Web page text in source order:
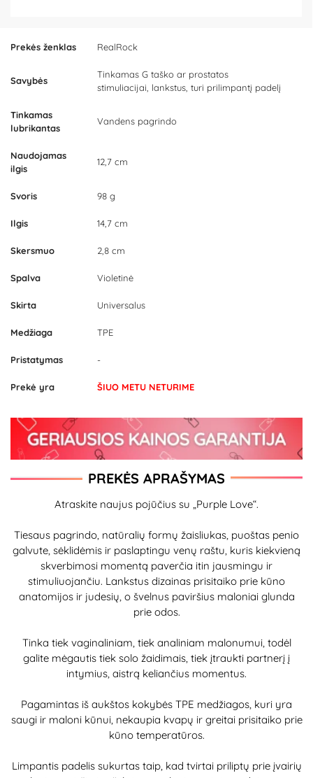
Prekės ženklas RealRock
Savybės
Tinkamas G taško ar prostatos
stimuliacijai, lankstus, turi prilimpantį padelį
Tinkamas
lubrikantas
Vandens pagrindo
Naudojamas
ilgis
12,7 cm
Svoris 98 g
Ilgis 14,7 cm
Skersmuo 2,8 cm
Spalva Violetinė
Skirta Universalus
Medžiaga TPE
Pristatymas -
Prekė yra ŠIUO METU NETURIME
PREKĖS APRAŠYMAS
Atraskite naujus pojūčius su „Purple Love“.
Tiesaus pagrindo, natūralių formų žaisliukas, puoštas penio
galvute, sėklidėmis ir paslaptingu venų raštu, kuris kiekvieną
skverbimosi momentą paverčia itin jausmingu ir
stimuliuojančiu. Lankstus dizainas prisitaiko prie kūno
anatomijos ir judesių, o švelnus paviršius maloniai glunda
prie odos.
Tinka tiek vaginaliniam, tiek analiniam malonumui, todėl
galite mėgautis tiek solo žaidimais, tiek įtraukti partnerį į
intymius, aistrą keliančius momentus.
Pagamintas iš aukštos kokybės TPE medžiagos, kuri yra
saugi ir maloni kūnui, nekaupia kvapų ir greitai prisitaiko prie
kūno temperatūros.
Limpantis padelis sukurtas taip, kad tvirtai priliptų prie įvairių